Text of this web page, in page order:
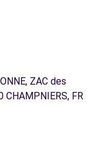
ZAC des
FR